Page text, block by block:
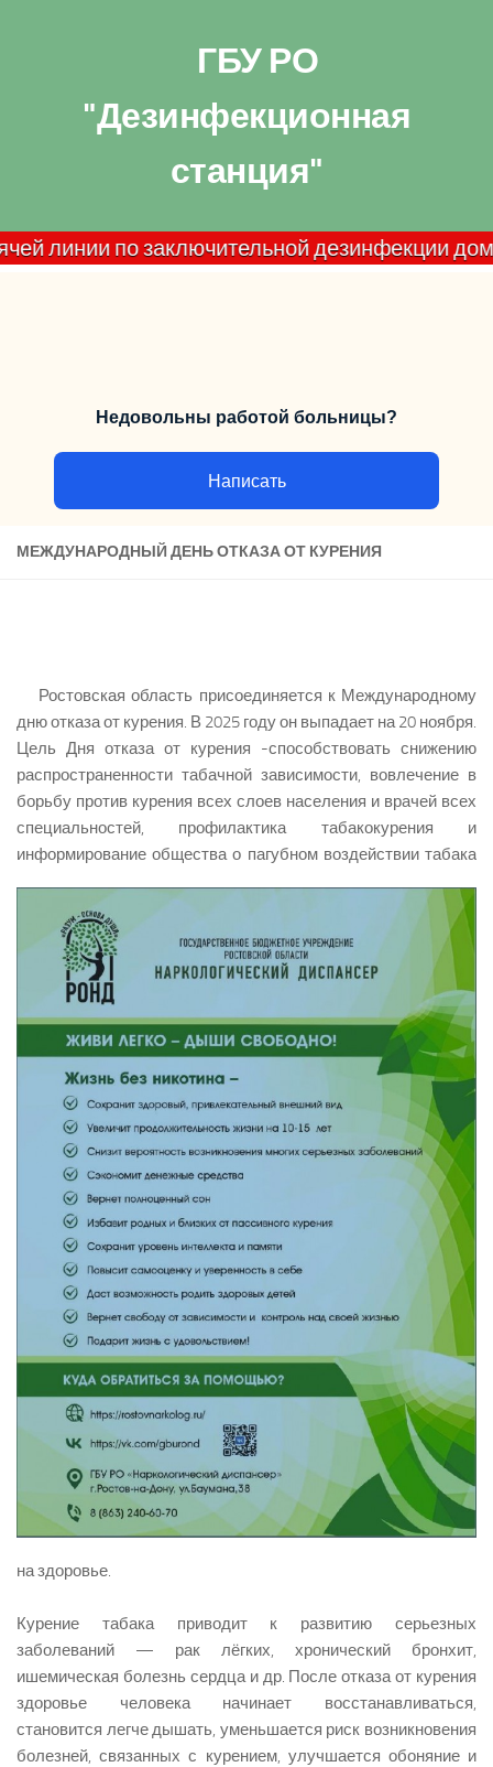
ГБУ РО
"Дезинфекционная
станция"
по заключительной дезинфекции
Недовольны работой больницы?
Написать
МЕЖДУНАРОДНЫЙ ДЕНЬ ОТКАЗА ОТ КУРЕНИЯ
Ростовская область присоединяется к Международному
дню отказа от курения. В 2025 году он выпадает на 20 ноября.
Цель Дня отказа от курения -способствовать снижению
распространенности табачной зависимости, вовлечение в
борьбу против курения всех слоев населения и врачей всех
специальностей, профилактика табакокурения и
информирование общества о пагубном воздействии табака
на здоровье.
Курение табака приводит к развитию серьезных
заболеваний — рак лёгких, хронический бронхит,
ишемическая болезнь сердца и др. После отказа от курения
здоровье человека начинает восстанавливаться,
становится легче дышать, уменьшается риск возникновения
болезней, связанных с курением, улучшается обоняние и